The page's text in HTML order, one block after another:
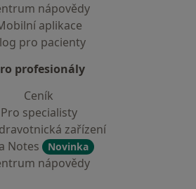
nápovědy
aplikace
pro pacienty
profesionály
Ceník
Pro specialisty
zařízení
Notes
Novinka
nápovědy